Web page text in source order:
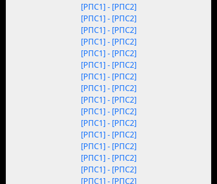
[РПС1] - [РПС2]
[РПС1] - [РПС2]
[РПС1] - [РПС2]
[РПС1] - [РПС2]
[РПС1] - [РПС2]
[РПС1] - [РПС2]
[РПС1] - [РПС2]
[РПС1] - [РПС2]
[РПС1] - [РПС2]
[РПС1] - [РПС2]
[РПС1] - [РПС2]
[РПС1] - [РПС2]
[РПС1] - [РПС2]
[РПС1] - [РПС2]
[РПС1] - [РПС2]
[РПС1] - [РПС2]